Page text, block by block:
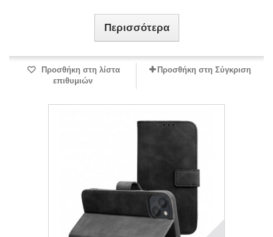
Περισσότερα
Προσθήκη στη λίστα
επιθυμιών
Προσθήκη στη Σύγκριση